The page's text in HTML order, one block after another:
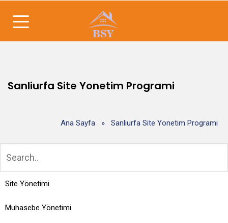
Sanliurfa Site Yonetim Programi
Ana Sayfa » Sanliurfa Site Yonetim Programi
Site Yönetimi
Muhasebe Yönetimi